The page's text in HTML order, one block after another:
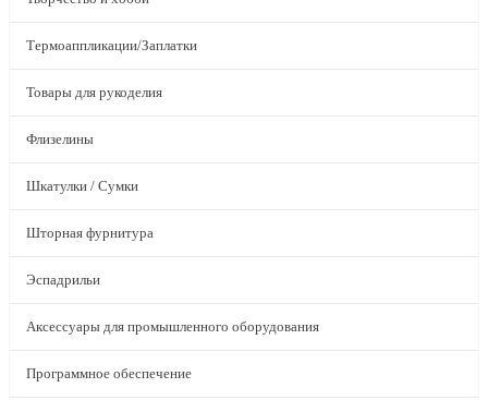
Термоаппликации/Заплатки
Товары для рукоделия
Флизелины
Шкатулки / Сумки
Шторная фурнитура
Эспадрильи
Аксессуары для промышленного оборудования
Программное обеспечение